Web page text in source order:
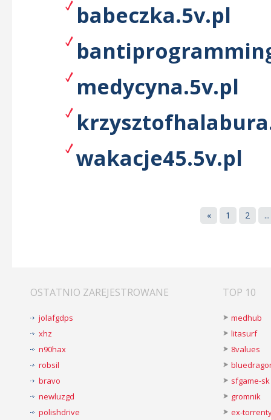
babeczka.5v.pl
medycyna.5v.pl
wakacje45.5v.pl
« 1 2 ...
OSTATNIO ZAREJESTROWANE
jolafgdps
xhz
n90hax
robsil
bravo
newluzgd
polishdrive
TOP 10
medhub
litasurf
8values
sfgame-sk
gromnik
ex-